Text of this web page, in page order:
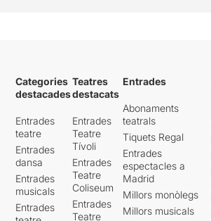
Categories
destacades
Entrades
teatre
Entrades
dansa
Entrades
musicals
Entrades
Teatres
destacats
Entrades
Teatre
Tívoli
Entrades
Teatre
Coliseum
Entrades
Teatre
Entrades
Abonaments
teatrals
Tiquets Regal
Entrades
espectacles a
Madrid
Millors monòlegs
Millors musicals